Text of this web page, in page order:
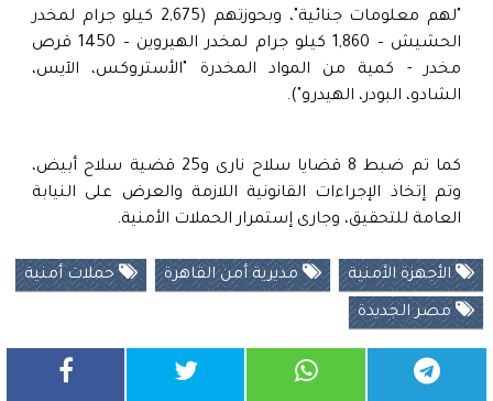
"لهم معلومات جنائية"، وبحوزتهم (2,675 كيلو جرام لمخدر
الحشيش – 1,860 كيلو جرام لمخدر الهيروين – 1450 قرص
مخدر - كمية من المواد المخدرة "الأستروكس، الآيس،
الشادو، البودر، الهيدرو").
كما تم ضبط 8 قضايا سلاح نارى و25 قضية سلاح أبيض،
وتم إتخاذ الإجراءات القانونية اللازمة والعرض على النيابة
العامة للتحقيق، وجارى إستمرار الحملات الأمنية.
الأجهزة الأمنية مديرية أمن القاهرة حملات أمنية
مصر الجديدة